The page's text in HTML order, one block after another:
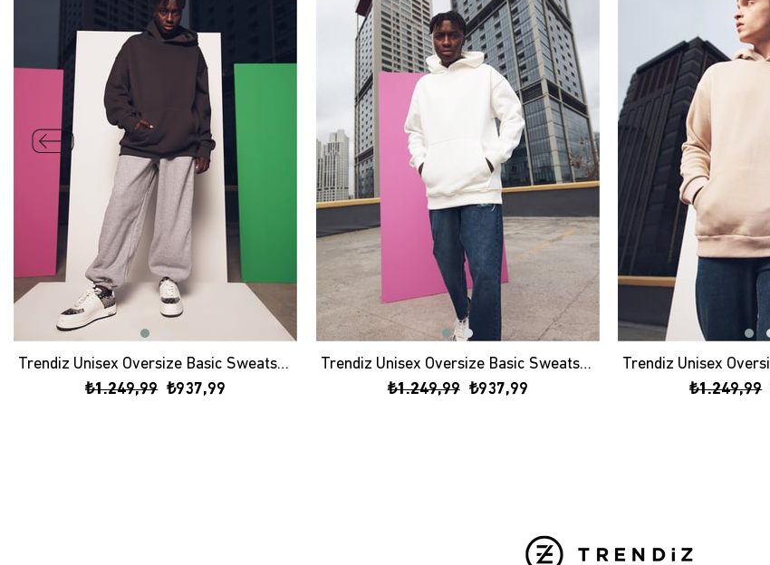
Trendiz Unisex Oversize Basic Sweatshirt Hoodie Antrasit
₺937,99
₺1.249,99
Trendiz Unisex Oversize Basic Sweatshirt Hoodie Beyaz
₺937,99
₺1.249,99 ₺1.249,99